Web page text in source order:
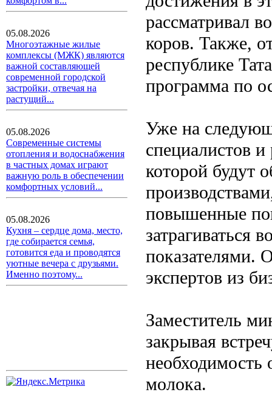
05.08.2026
Многоэтажные жилые
комплексы (МЖК) являются
важной составляющей
современной городской
застройки, отвечая на
растущий...
05.08.2026
Современные системы
отопления и водоснабжения
в частных домах играют
важную роль в обеспечении
комфортных условий...
05.08.2026
Кухня – сердце дома, место,
где собирается семья,
готовится еда и проводятся
уютные вечера с друзьями.
Именно поэтому...
рассматривал
коров. Также,
республике
программа по
Уже на
специалистов
которой будут
повышенные
затрагиваться
показателями.
экспертов из
Заместитель
закрывая
необходимость
молока.